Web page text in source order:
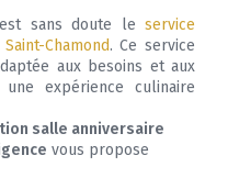
sans doute le service
Chamond. Ce service
aux besoins et aux
expérience culinaire
salle anniversaire
vous propose